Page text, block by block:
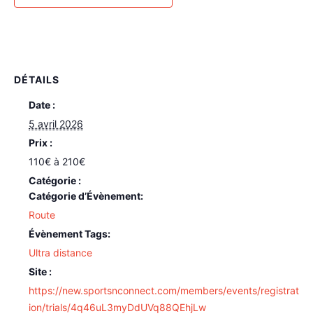
DÉTAILS
Date :
5 avril 2026
Prix :
110€ à 210€
Catégorie d’Évènement:
Route
Évènement Tags:
Ultra distance
Site :
https://new.sportsnconnect.com/members/events/registrat
ion/trials/4q46uL3myDdUVq88QEhjLw